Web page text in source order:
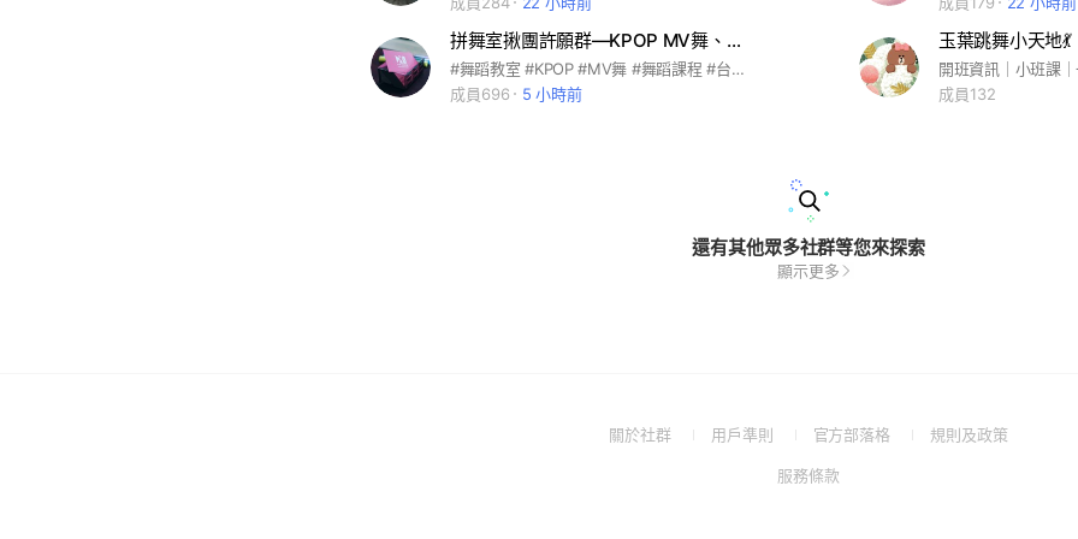
拼舞室揪團許願群—KPOP MV舞、作品班、基礎舞蹈課程
#舞蹈教室 #KPOP #MV舞 #舞蹈課程 #台北 #西門
成員696
5 小時前
玉葉跳舞小天地💃
開班資訊｜小班課
成員132
還有其他眾多社群等您來探索
顯示更多
關於社群
(Open用戶準則
(Open
a
官方部落格
(Open規則及政策(Open
服務條款(Open